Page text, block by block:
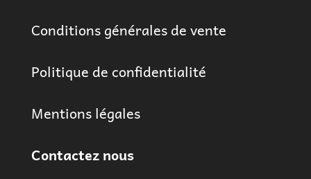
Conditions générales de vente
Politique de confidentialité
Mentions légales
Contactez nous